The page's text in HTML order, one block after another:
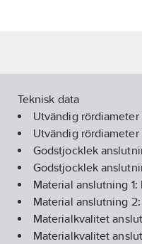
Teknisk data
Utvändig rördiameter
Utvändig
Godstjocklek
Godstjocklek
Material anslutning 1:
Material anslutning 2:
Materialkvalitet
Materialkvalitet